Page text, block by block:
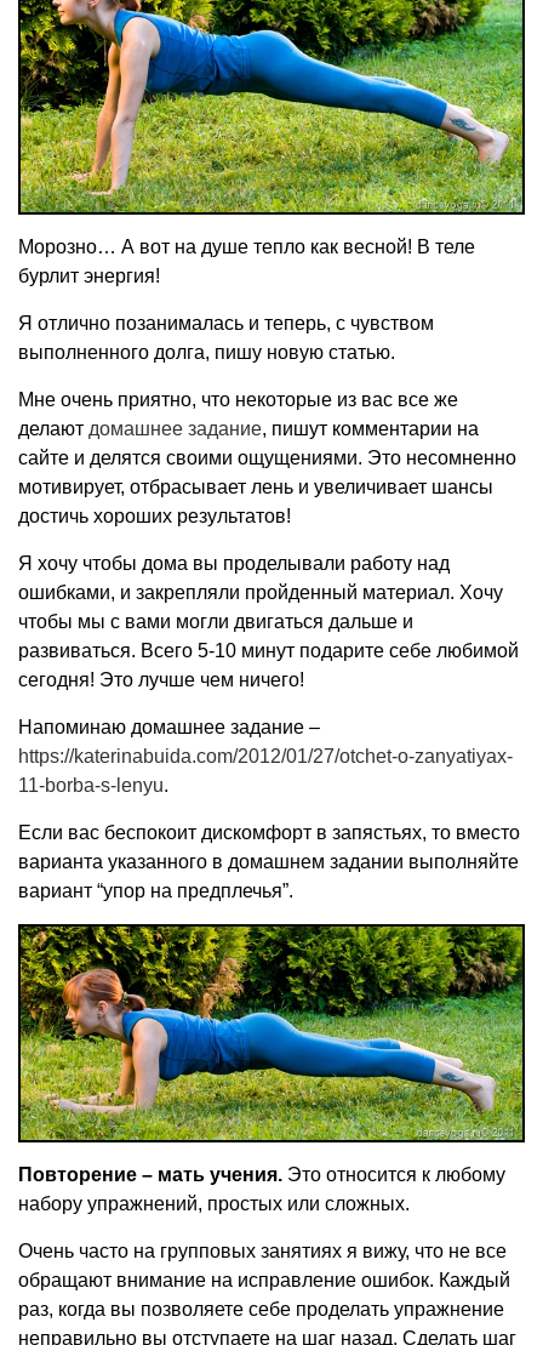
Морозно… А вот на душе тепло как весной! В теле
бурлит энергия!
Я отлично позанималась и теперь, с чувством
выполненного долга, пишу новую статью.
Мне очень приятно, что некоторые из вас все же
делают домашнее задание, пишут комментарии на
сайте и делятся своими ощущениями. Это несомненно
мотивирует, отбрасывает лень и увеличивает шансы
достичь хороших результатов!
Я хочу чтобы дома вы проделывали работу над
ошибками, и закрепляли пройденный материал. Хочу
чтобы мы с вами могли двигаться дальше и
развиваться. Всего 5-10 минут подарите себе любимой
сегодня! Это лучше чем ничего!
Напоминаю домашнее задание –
https://katerinabuida.com/2012/01/27/otchet-o-zanyatiyax-
11-borba-s-lenyu.
Если вас беспокоит дискомфорт в запястьях, то вместо
варианта указанного в домашнем задании выполняйте
вариант “упор на предплечья”.
Повторение – мать учения. Это относится к любому
набору упражнений, простых или сложных.
Очень часто на групповых занятиях я вижу, что не все
обращают внимание на исправление ошибок. Каждый
раз, когда вы позволяете себе проделать упражнение
неправильно вы отступаете на шаг назад. Сделать шаг